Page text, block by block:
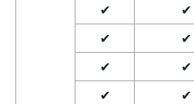
✔ ✔
✔ ✔
✔ ✔
✔ ✔